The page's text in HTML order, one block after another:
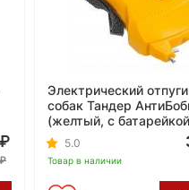
Электрический
собак Тандер
(желтый, с
5.0
Товар в наличии